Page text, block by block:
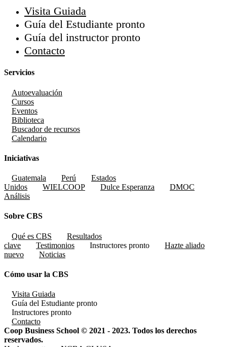
Visita Guiada
Guía del Estudiante pronto
Guía del instructor pronto
Contacto
Servicios
Autoevaluación
Cursos
Eventos
Biblioteca
Buscador de recursos
Calendario
Iniciativas
Guatemala Perú
Estados
Unidos
WIELCOOP Dulce Esperanza
DMOC
Análisis
Sobre CBS
Qué es CBS
Resultados
clave
Testimonios Instructores pronto
Hazte aliado
nuevo
Noticias
Cómo usar la CBS
Visita Guiada
Guía del Estudiante pronto
Instructores pronto
Contacto
Coop Business School © 2021 - 2023. Todos los derechos
reservados.